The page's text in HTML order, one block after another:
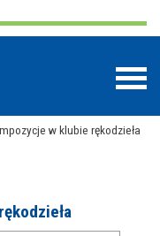
w klubie rękodzieła